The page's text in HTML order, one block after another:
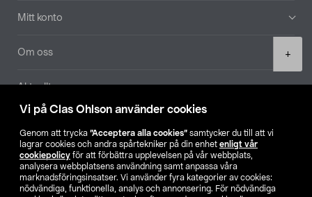
Vi på Clas Ohlson använder cookies
Genom att trycka ”Acceptera alla cookies” samtycker du till att vi
lagrar cookies och andra spårtekniker på din enhet enligt vår
cookiepolicy för att förbättra upplevelsen på vår webbplats,
analysera webbplatsens användning samt anpassa våra
marknadsföringsinsatser. Vi använder fyra kategorier av cookies:
nödvändiga, funktionella, analys och annonsering. För nödvändiga
+
Mitt konto
Om oss
Aktuellt
Hitta butik
SE NO FI